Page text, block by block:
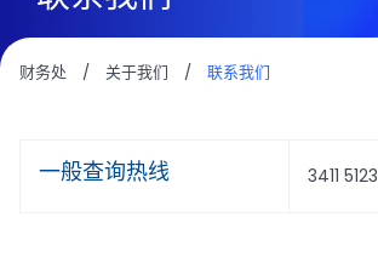
财务处 / 关于我们 / 联系我们
一般查询热线 3411 5123